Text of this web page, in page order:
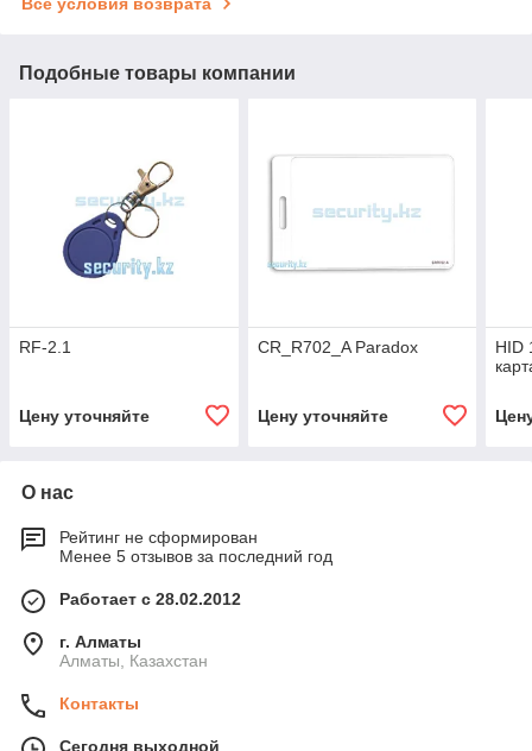
Подобные товары компании
RF-2.1
Цену уточняйте
CR_R702_A Paradox
Цену уточняйте
HID
О нас
Рейтинг не сформирован
Менее 5 отзывов за последний год
Работает с 28.02.2012
г. Алматы
Алматы, Казахстан
Контакты
Сегодня выходной